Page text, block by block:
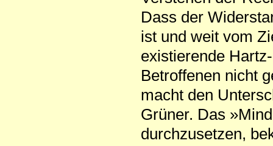
Dass der
ist und weit vom
existierende
Betroffenen nicht
macht den
Grüner. Das
durchzusetzen,